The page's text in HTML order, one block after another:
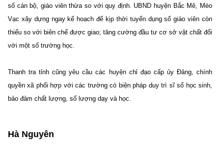
số cán bộ, giáo viên thừa so với quy định. UBND huyện Bắc Mê, Mèo
Vạc xây dựng ngay kế hoạch để kịp thời tuyển dụng số giáo viên còn
thiếu so với biên chế được giao; tăng cường đầu tư cơ sở vật chất đối
với một số trường học.
Thanh tra tỉnh cũng yêu cầu các huyện chỉ đạo cấp ủy Đảng, chính
quyền xã phối hợp với các trường có biện pháp duy trì sĩ số học sinh,
bảo đảm chất lượng, số lượng dạy và học.
Hà Nguyên